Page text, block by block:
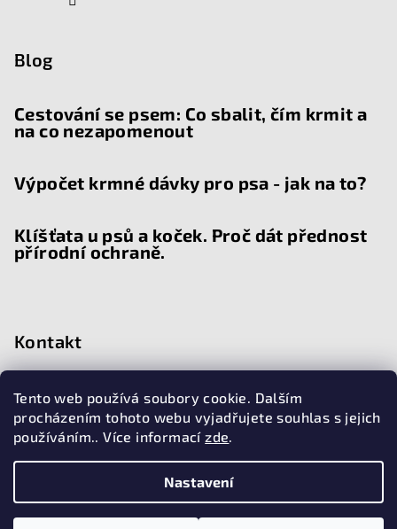
Tento web používá soubory cookie. Dalším
procházením tohoto webu vyjadřujete souhlas s jejich
používáním.. Více informacízde.
Nastavení
Blog
Cestování se psem: Co sbalit, čím krmit a
na co nezapomenout
Výpočet krmné dávky pro psa - jak na to?
Klíšťata u psů a koček. Proč dát přednost
přírodní ochraně.
Kontakt
776 015 209